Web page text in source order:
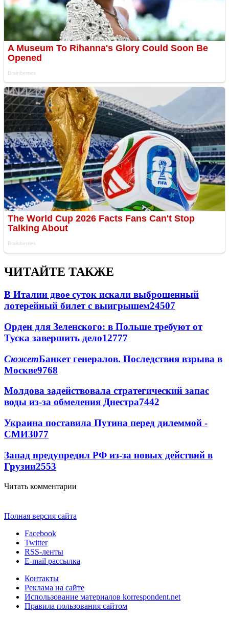
ЧИТАЙТЕ ТАКЖЕ
В Италии двое суток искали выброшенный
лотерейный билет с выигрышем24507
Орден для Зеленского: в Польше требуют от
Туска завершить дело12777
СюжетБанкет генералов. Последствия взрыва в
Москве9768
Молдова задействовала стратегический запас
воды из-за обмеления Днестра7442
Украина поставила Путина перед дилеммой -
СМИ3077
Запад предупредил РФ из-за новых действий в
Грузии2553
Читать комментарии
Полная версия сайта
Facebook
Twitter
RSS-ленты
E-mail рассылка
Контакты
Реклама на сайте
Использование материалов korrespondent.net
Правила пользования сайтом